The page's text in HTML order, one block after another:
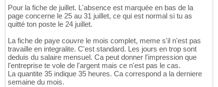
Pour la fiche de juillet. L'absence est marquée en bas de la
page concerne le 25 au 31 juillet, ce qui est normal si tu as
quitté ton poste le 24 juillet.
La fiche de paye couvre le mois complet, meme s'il n'est pas
travaille en integralite. C'est standard. Les jours en trop sont
deduis du salaire mensuel. Ca peut donner l'impression que
l'entreprise te vole de l'argent mais ce n'est pas le cas.
La quantite 35 indique 35 heures. Ca correspond a la derniere
semaine du mois.